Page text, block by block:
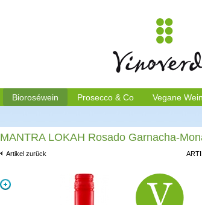
Bioroséwein Prosecco & Co Vegane
MANTRA LOKAH Rosado Garnacha-
Artikel zurück